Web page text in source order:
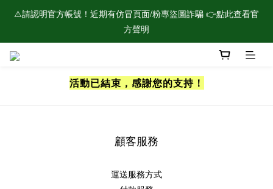
🌟新會員加入！現領$100購物金🌟
⚠️請認明官方帳號！近期有仿冒頁面/粉專盜圖詐騙 👉點此查看官
方聲明
活動已結束，感謝您的支持！
顧客服務
運送服務方式